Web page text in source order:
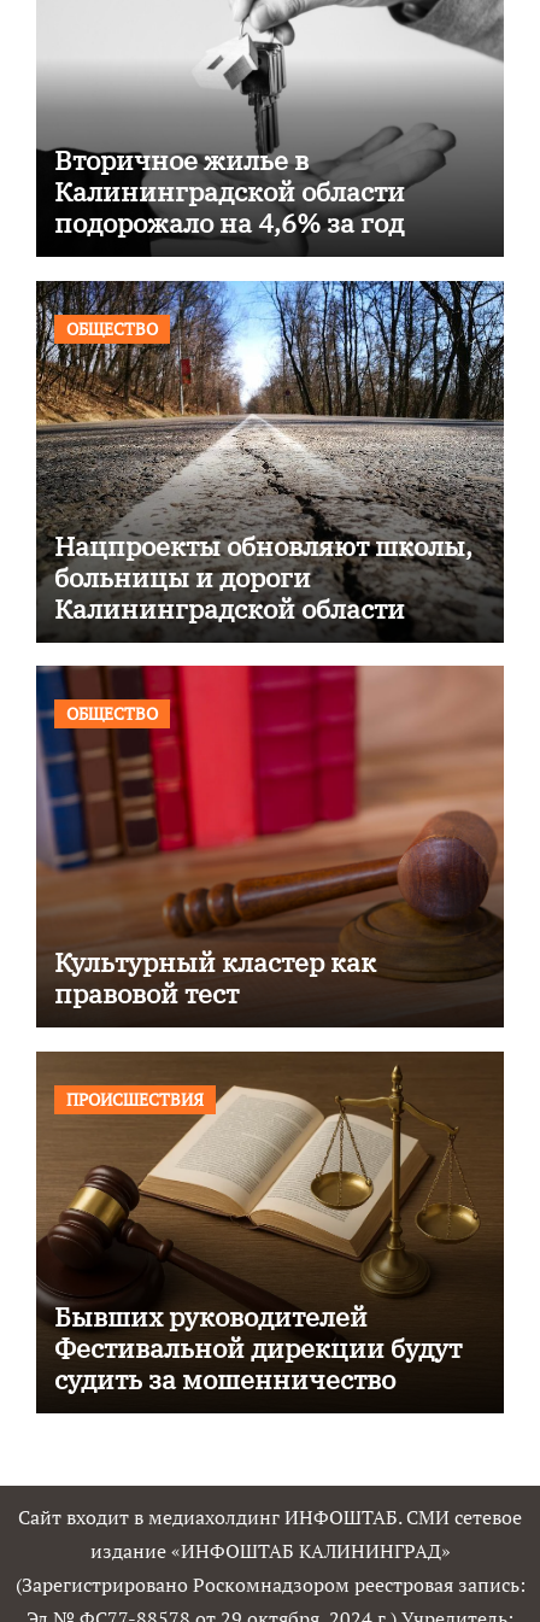
Вторичное жилье в
Калининградской области
подорожало на 4,6% за год
ОБЩЕСТВО
Нацпроекты обновляют школы,
больницы и дороги
Калининградской области
ОБЩЕСТВО
Культурный кластер как
правовой тест
ПРОИСШЕСТВИЯ
Бывших руководителей
Фестивальной дирекции будут
судить за мошенничество
Сайт входит в медиахолдинг ИНФОШТАБ. СМИ сетевое
издание «ИНФОШТАБ КАЛИНИНГРАД»
(Зарегистрировано Роскомнадзором реестровая запись: